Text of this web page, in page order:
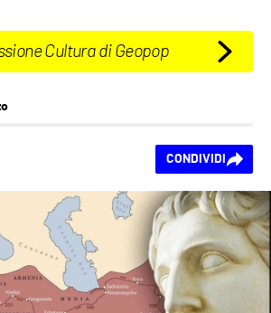
Cultura di Geopop
CONDIVIDI